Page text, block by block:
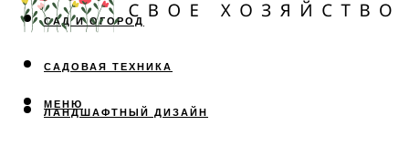
САД И ОГОРОД
САДОВАЯ ТЕХНИКА
ЛАНДШАФТНЫЙ ДИЗАЙН
МЕНЮ